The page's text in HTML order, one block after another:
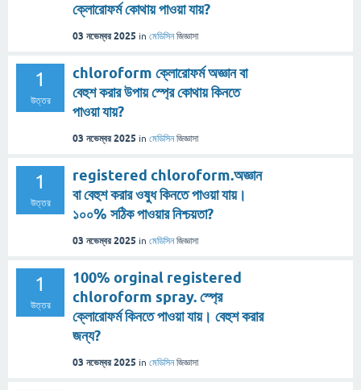
ক্লোরোফর্ম কোথায় পাওয়া যায়?
03 নভেম্বর 2025 in মেডিসিন জিজ্ঞাসা
1
উত্তর
chloroform ক্লোরোফর্ম অজ্ঞান বা
বেহুশ করার উপায় স্প্রে কোথায় কিনতে
পাওয়া যায়?
03 নভেম্বর 2025 in মেডিসিন জিজ্ঞাসা
1
উত্তর
registered chloroform.অজ্ঞান
বা বেহুশ করার ওষুধ কিনতে পাওয়া যায়।
১০০% সঠিক পাওয়ার নিশ্চয়তা?
03 নভেম্বর 2025 in মেডিসিন জিজ্ঞাসা
1
উত্তর
100% orginal registered
chloroform spray. স্প্রে
ক্লোরোফর্ম কিনতে পাওয়া যায়। বেহুশ করার
জন্য?
03 নভেম্বর 2025 in মেডিসিন জিজ্ঞাসা